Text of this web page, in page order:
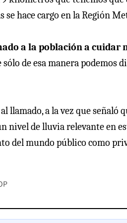
se hace cargo en la Región
a la población a cuidar
de esa manera podemos
llamado, a la vez que señaló
nivel de lluvia relevante en
del mundo público como